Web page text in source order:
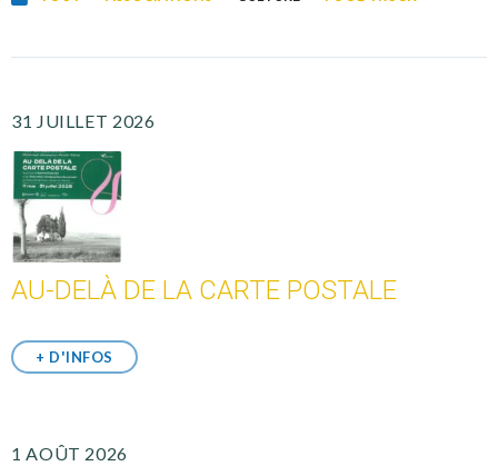
31 JUILLET 2026
AU-DELÀ DE LA CARTE POSTALE
+ D'INFOS
1 AOÛT 2026